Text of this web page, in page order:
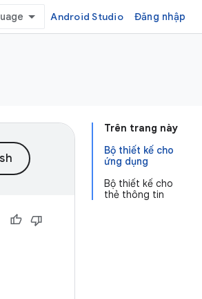
Android Studio Đăng nhập
Trên trang này
Bộ thiết kế cho
ứng dụng
Bộ thiết kế cho
thẻ thông tin